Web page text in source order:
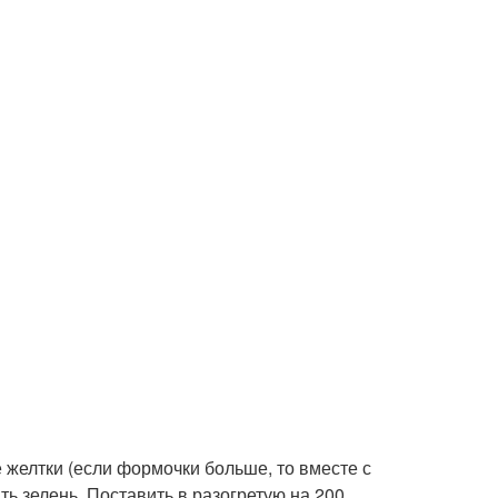
(если формочки больше, то вместе с